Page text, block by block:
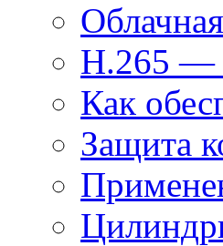
H.265 —
Как
Защита